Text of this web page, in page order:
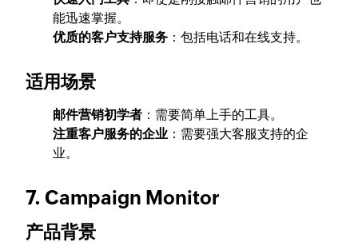
能迅速掌握。
优质的客户支持服务 ：包括电话和在线支持。
适用场景
邮件营销初学者 ：需要简单上手的工具。
注重客户服务的企业 ：需要强大客服支持的企
业。
7. Campaign Monitor
产品背景